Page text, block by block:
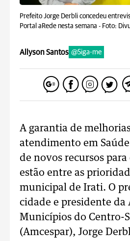
Prefeito Jorge Derbli concedeu
Portal aRede nesta semana - Foto:
Allyson Santos @Siga-me
A garantia de
atendimento em Saúde
de novos recursos
estão entre as
municipal de Irati. O
cidade e presidente da
Municípios do Centro-
(Amcespar), Jorge